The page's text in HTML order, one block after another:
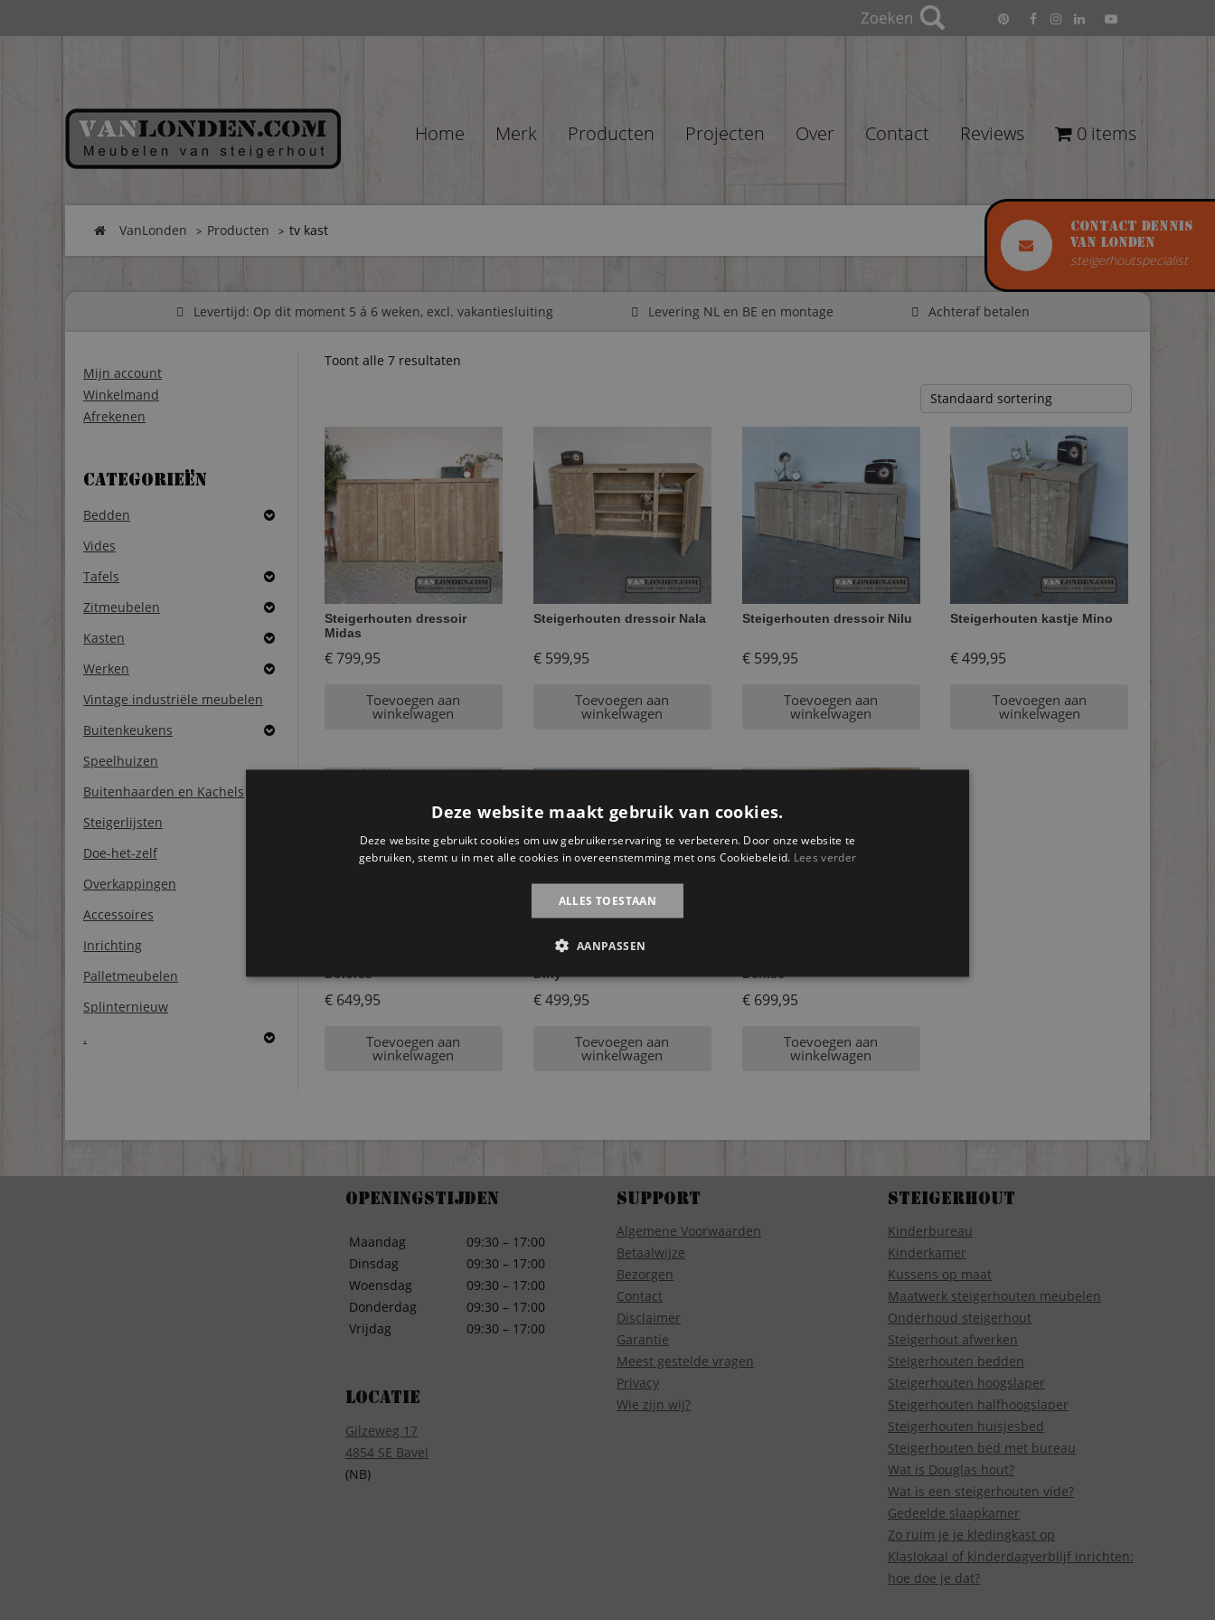
Contact Dennis
van Londen
steigerhoutspecialist
Home Merk Producten Projecten Over Contact Reviews 0 items
VanLonden Producten tv kast
Levertijd: Op dit moment 5 á 6 weken, excl. vakantiesluiting Levering NL en BE en montage Achteraf betalen
Mijn account
Winkelmand
Afrekenen
Categorieën
Bedden
Vides
Tafels
Zitmeubelen
Kasten
Werken
Vintage industriële meubelen
Buitenkeukens
Speelhuizen
Buitenhaarden en Kachels
Steigerlijsten
Doe-het-zelf
Overkappingen
Accessoires
Inrichting
Palletmeubelen
Splinternieuw
.
Toont alle 7 resultaten
Steigerhouten dressoir
Midas
€799,95
Toevoegen aan
winkelwagen
Steigerhouten dressoir Nala
€599,95
Toevoegen aan
winkelwagen
Steigerhouten dressoir Nilu
€599,95
Toevoegen aan
winkelwagen
Steigerhouten kastje Mino
€499,95
Toevoegen aan
winkelwagen
Dolores
€649,95
Toevoegen aan
winkelwagen
Diny
€499,95
Toevoegen aan
winkelwagen
Denise
€699,95
Toevoegen aan
winkelwagen
Openingstijden
Maandag
Dinsdag
Woensdag
Donderdag
Vrijdag
09:30 – 17:00
09:30 – 17:00
09:30 – 17:00
09:30 – 17:00
09:30 – 17:00
Locatie
Gilzeweg 17
4854 SE Bavel
(NB)
Support
Algemene Voorwaarden
Betaalwijze
Bezorgen
Contact
Disclaimer
Garantie
Meest gestelde vragen
Privacy
Wie zijn wij?
Steigerhout
Kinderbureau
Kinderkamer
Kussens op maat
Maatwerk steigerhouten meubelen
Onderhoud steigerhout
Steigerhout afwerken
Steigerhouten bedden
Steigerhouten hoogslaper
Steigerhouten halfhoogslaper
Steigerhouten huisjesbed
Steigerhouten bed met bureau
Wat is Douglas hout?
Wat is een steigerhouten vide?
Gedeelde slaapkamer
Zo ruim je je kledingkast op
Klaslokaal of kinderdagverblijf inrichten:
hoe doe je dat?
Deze website maakt gebruik van cookies.
Deze website gebruikt cookies om uw gebruikerservaring te verbeteren. Door onze website te
gebruiken, stemt u in met alle cookies in overeenstemming met ons Cookiebeleid. Lees verder
ALLES TOESTAAN
AANPASSEN